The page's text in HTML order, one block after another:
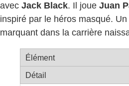
avec Jack Black. Il joue Juan
inspiré par le héros masqué.
marquant dans la carrière